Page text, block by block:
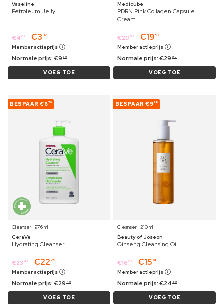
Vaseline
Petroleum Jelly
€409 €3 97
Member actieprijs
Normale prijs:€9 59
VOEG TOE
Medicube
PDRN Pink Collagen Capsule
Cream
€2059 €19 97
Member actieprijs
Normale prijs:€29 99
VOEG TOE
BESPAAR €670
Cleanser ⋅ 976 ml
CeraVe
Hydrating Cleanser
€23 49 €22 79
Member actieprijs
Normale prijs:€29 49
VOEG TOE
BESPAAR €928
Cleanser ⋅ 210 ml
Beauty of Joseon
Ginseng Cleansing Oil
€1609 €15 61
Member actieprijs
Normale prijs:€24 89
VOEG TOE